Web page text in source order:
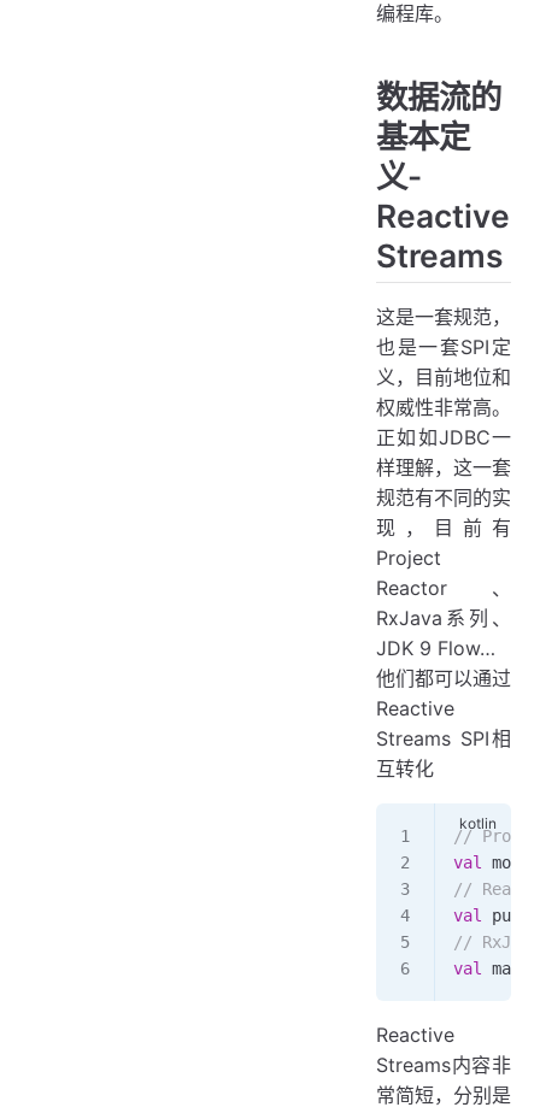
编程库。
数据流的
基本定
义-
Reactive
Streams
这是一套规范，
也是一套SPI定
义，目前地位和
权威性非常高。
正如如JDBC一
样理解，这一套
规范有不同的实
现，目前有
Project
Reactor、
RxJava系列、
JDK 9 Flow…
他们都可以通过
Reactive
Streams SPI相
互转化
//
val
mono
//
val
pub
// RxJava
val
Reactive
Streams内容非
常简短，分别是